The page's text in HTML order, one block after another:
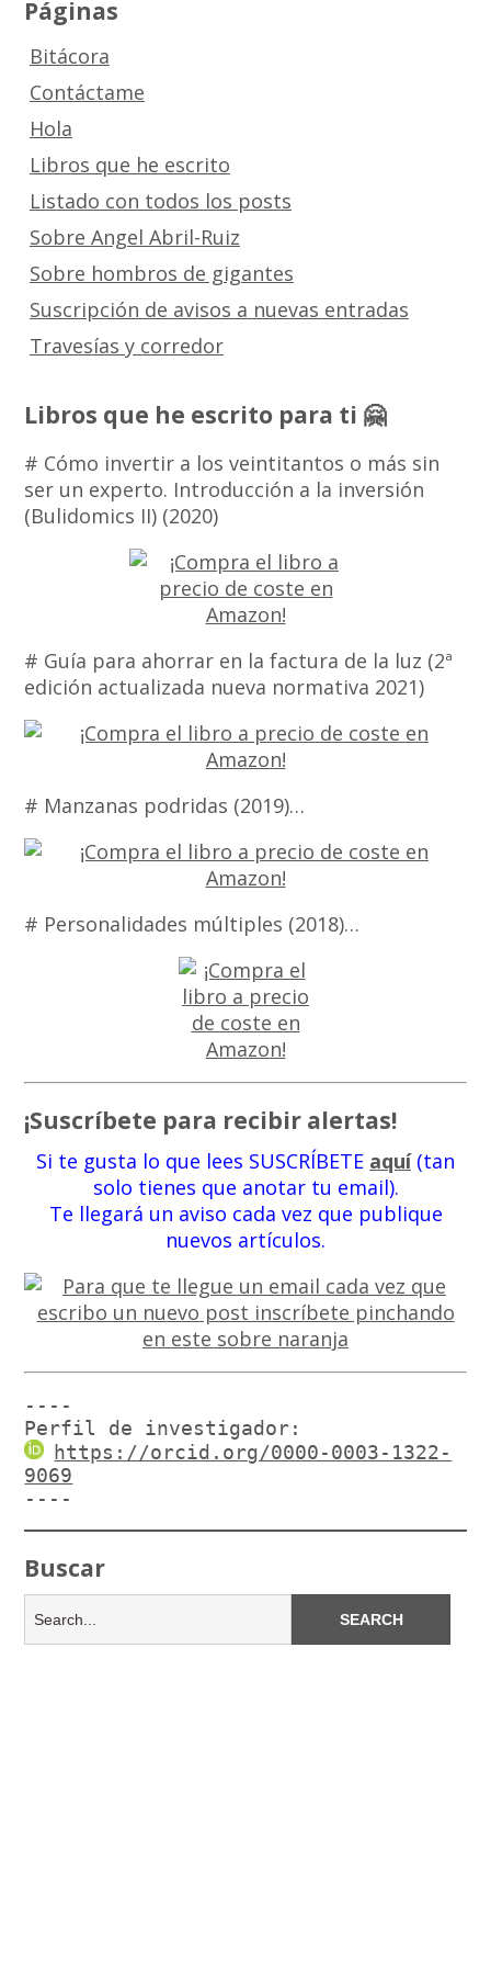
Páginas
Bitácora
Contáctame
Hola
Libros que he escrito
Listado con todos los posts
Sobre Angel Abril-Ruiz
Sobre hombros de gigantes
Suscripción de avisos a nuevas entradas
Travesías y corredor
Libros que he escrito para ti 🤗
# Cómo invertir a los veintitantos o más sin
ser un experto. Introducción a la inversión
(Bulidomics II) (2020)
# Guía para ahorrar en la factura de la luz (2ª
edición actualizada nueva normativa 2021)
# Manzanas podridas (2019)…
# Personalidades múltiples (2018)…
¡Suscríbete para recibir alertas!
Si te gusta lo que lees SUSCRÍBETE aquí(tan
solo tienes que anotar tu email).
Te llegará un aviso cada vez que publique
nuevos artículos.
----
Perfil de investigador:
https://orcid.org/0000-0003-1322-
9069
----
Buscar